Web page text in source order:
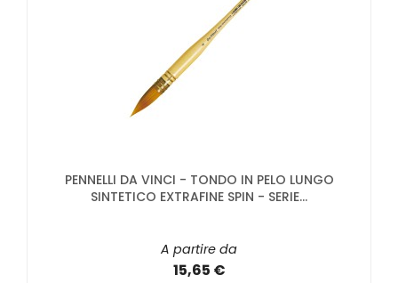
PENNELLI DA VINCI - TONDO IN PELO LUNGO
SINTETICO EXTRAFINE SPIN - SERIE...
A partire da
15,65 €